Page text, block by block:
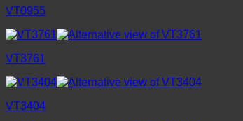
VT0955
VT3761
VT3404